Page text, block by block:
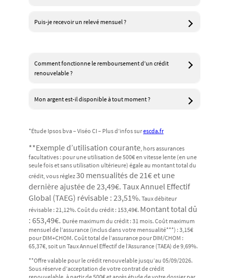
Puis-je recevoir un relevé mensuel ?
Comment fonctionne le remboursement d’un crédit
renouvelable ?
Mon argent est-il disponible à tout moment ?
*Étude Ipsos bva – Viséo CI – Plus d’infos surescda.fr
**Exemple d’utilisation courante , hors assurances
facultatives : pour une utilisation de 500€ en vitesse lente (en une
seule fois et sans utilisation ultérieure) égale au montant total du
crédit, vous réglez30 mensualités de 21€ et une
dernière ajustée de 23,49€. Taux Annuel Effectif
Global (TAEG) révisable : 23,51%. Taux débiteur
révisable : 21,12%. Coût du crédit : 153,49€. Montant total dû
: 653,49€. Durée maximum du crédit : 31 mois. Coût maximum
mensuel de l’assurance (inclus dans votre mensualité***) : 3,15€
pour DIM+CHOM. Coût total de l’assurance pour DIM/CHOM :
65,37€, soit un Taux Annuel Effectif de l’Assurance (TAEA) de 9,69%.
**Offre valable pour le crédit renouvelable jusqu’au 05/09/2026.
Sous réserve d’acceptation de votre contrat de crédit